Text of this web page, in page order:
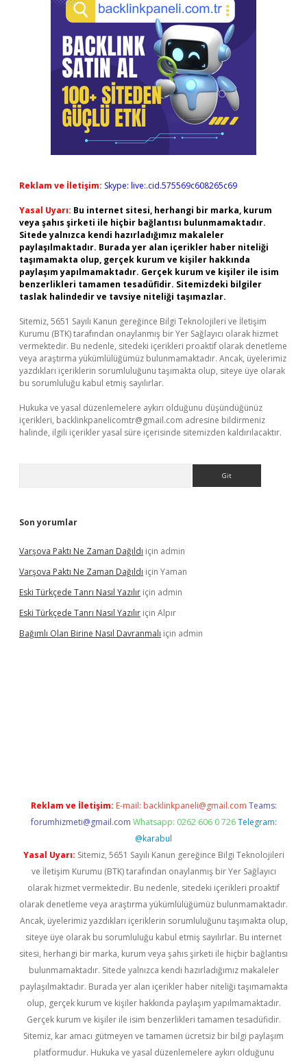
Reklam ve İletişim: Skype: live:.cid.575569c608265c69
Yasal Uyarı: Bu internet sitesi, herhangi bir marka, kurum
veya şahıs şirketi ile hiçbir bağlantısı bulunmamaktadır.
Sitede yalnızca kendi hazırladığımız makaleler
paylaşılmaktadır. Burada yer alan içerikler haber niteliği
taşımamakta olup, gerçek kurum ve kişiler hakkında
paylaşım yapılmamaktadır. Gerçek kurum ve kişiler ile isim
benzerlikleri tamamen tesadüfidir. Sitemizdeki bilgiler
taslak halindedir ve tavsiye niteliği taşımazlar.
Sitemiz, 5651 Sayılı Kanun gereğince Bilgi Teknolojileri ve İletişim
Kurumu (BTK) tarafından onaylanmış bir Yer Sağlayıcı olarak hizmet
vermektedir. Bu nedenle, sitedeki içerikleri proaktif olarak denetleme
veya araştırma yükümlülüğümüz bulunmamaktadır. Ancak, üyelerimiz
yazdıkları içeriklerin sorumluluğunu taşımakta olup, siteye üye olarak
bu sorumluluğu kabul etmiş sayılırlar.
Hukuka ve yasal düzenlemelere aykırı olduğunu düşündüğünüz
içerikleri, backlinkpanelicomtr@gmail.com adresine bildirmeniz
halinde, ilgili içerikler yasal süre içerisinde sitemizden kaldırılacaktır.
Son yorumlar
Varşova Paktı Ne Zaman Dağıldı için admin
Varşova Paktı Ne Zaman Dağıldı için Yaman
Eski Türkçede Tanrı Nasıl Yazılır için admin
Eski Türkçede Tanrı Nasıl Yazılır için Alpır
Bağımlı Olan Birine Nasıl Davranmalı için admin
Reklam ve İletişim: E-mail: backlinkpaneli@gmail.com Teams:
forumhizmeti@gmail.com Whatsapp: 0262 606 0 726 Telegram:
@karabul
Yasal Uyarı: Sitemiz, 5651 Sayılı Kanun gereğince Bilgi Teknolojileri
ve İletişim Kurumu (BTK) tarafından onaylanmış bir Yer Sağlayıcı
olarak hizmet vermektedir. Bu nedenle, sitedeki içerikleri proaktif
olarak denetleme veya araştırma yükümlülüğümüz bulunmamaktadır.
Ancak, üyelerimiz yazdıkları içeriklerin sorumluluğunu taşımakta olup,
siteye üye olarak bu sorumluluğu kabul etmiş sayılırlar. Bu internet
sitesi, herhangi bir marka, kurum veya şahıs şirketi ile hiçbir bağlantısı
bulunmamaktadır. Sitede yalnızca kendi hazırladığımız makaleler
paylaşılmaktadır. Burada yer alan içerikler haber niteliği taşımamakta
olup, gerçek kurum ve kişiler hakkında paylaşım yapılmamaktadır.
Gerçek kurum ve kişiler ile isim benzerlikleri tamamen tesadüfidir.
Sitemiz, kar amacı gütmeyen ve tamamen ücretsiz bir bilgi paylaşım
platformudur. Hukuka ve yasal düzenlemelere aykırı olduğunu